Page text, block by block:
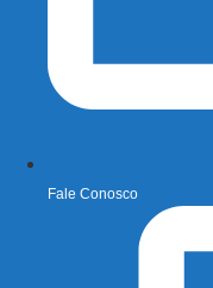
Fale Conosco